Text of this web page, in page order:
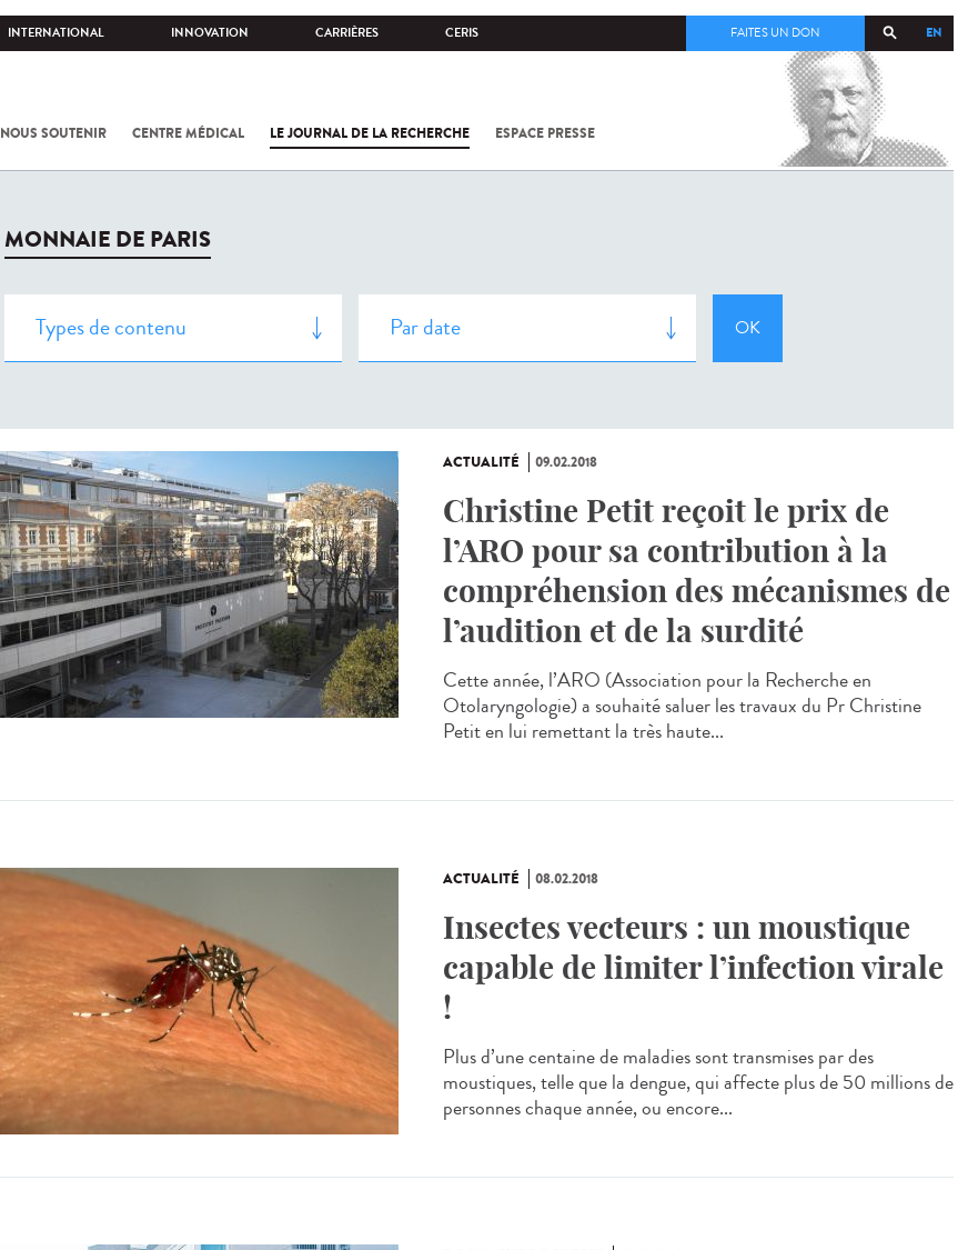
INTERNATIONAL INNOVATION CARRIÈRES CERIS EN
FAITES UN DON
NOUS SOUTENIR CENTRE MÉDICAL LE JOURNAL DE LA RECHERCHE ESPACE PRESSE
COV-2 /
MONNAIE DE PARIS
ACTUALITÉ 09.02.2018
Christine Petit reçoit le prix de
l’ARO pour sa contribution à la
compréhension des mécanismes de
l’audition et de la surdité
Cette année, l’ARO (Association pour la Recherche en
Otolaryngologie) a souhaité saluer les travaux du Pr Christine
Petit en lui remettant la très haute...
ACTUALITÉ 08.02.2018
Insectes vecteurs : un moustique
capable de limiter l’infection virale
!
Plus d’une centaine de maladies sont transmises par des
moustiques, telle que la dengue, qui affecte plus de 50 millions de
personnes chaque année, ou encore...